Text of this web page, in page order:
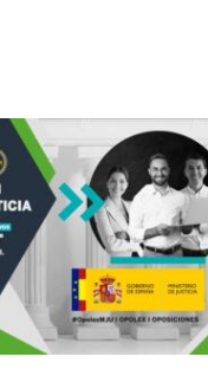
Oposiciones Justicia